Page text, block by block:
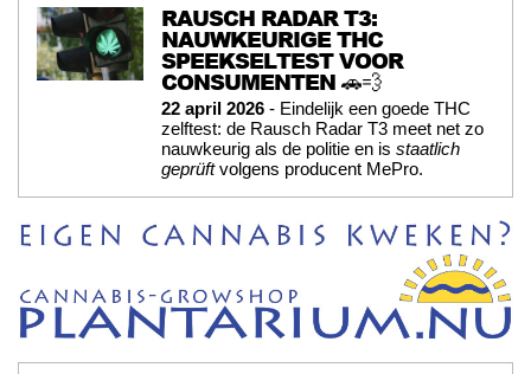
RAUSCH RADAR T3:
NAUWKEURIGE THC
SPEEKSELTEST VOOR
CONSUMENTEN 🚗💨
22 april 2026 - Eindelijk een goede THC
zelftest: de Rausch Radar T3 meet net zo
nauwkeurig als de politie en is staatlich
geprüftvolgens producent MePro.